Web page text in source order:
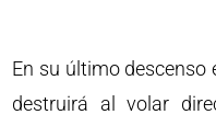
En su último descenso
destruirá al volar